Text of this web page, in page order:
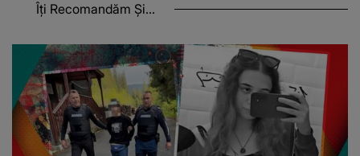
Îți Recomandăm Și...